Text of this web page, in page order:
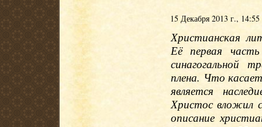
15 Декабря 2013 г., 14:55
Христианская
Её первая
синагогальной
плена. Что
является
Христос вложил
описание